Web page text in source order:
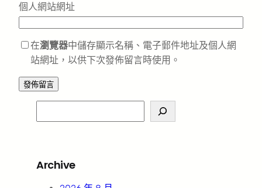
個人網站網址
在瀏覽器中儲存顯示名稱、電子郵件地址及個人網
站網址，以供下次發佈留言時使用。
e
c
Archive